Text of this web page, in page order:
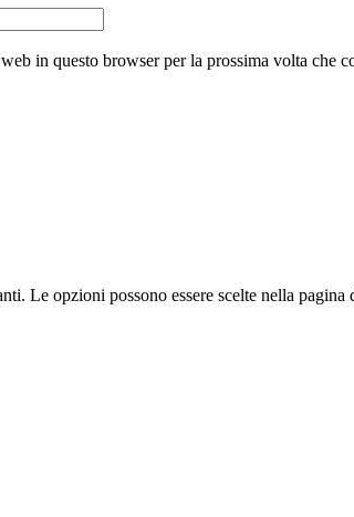
in questo browser per la prossima volta che
Le opzioni possono essere scelte nella pagina